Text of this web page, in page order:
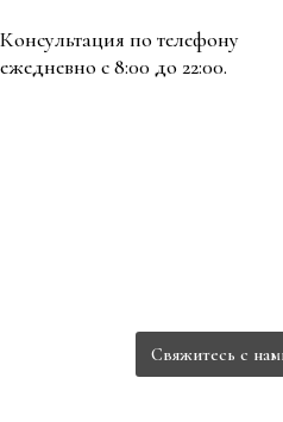
Свяжитесь с
Консультация по телефону
ежедневно с 8:00 до 22:00.